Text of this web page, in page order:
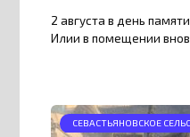
2 августа в день
Илии в помещении
СЕВАСТЬЯНОВСКОЕ